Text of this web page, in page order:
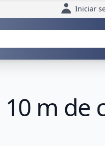
Iniciar
m de